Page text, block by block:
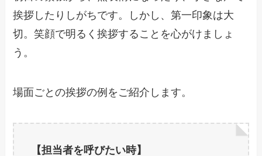
挨拶したりしがちです。しかし、第一印象は大
切。笑顔で明るく挨拶することを心がけましょ
う。
場面ごとの挨拶の例をご紹介します。
【担当者を呼びたい時】